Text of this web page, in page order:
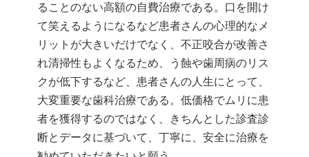
ることのない高額の自費治療である。口を開け
て笑えるようになるなど患者さんの心理的なメ
リットが大きいだけでなく、不正咬合が改善さ
れ清掃性もよくなるため、う蝕や歯周病のリス
クが低下するなど、患者さんの人生にとって、
大変重要な歯科治療である。低価格でムリに患
者を獲得するのではなく、きちんとした診査診
断とデータに基づいて、丁寧に、安全に治療を